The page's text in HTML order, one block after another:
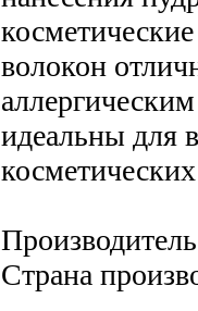
волокон
идеальны для
Страна